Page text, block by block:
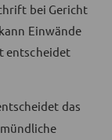
bei Gericht
Einwände
entscheidet
das